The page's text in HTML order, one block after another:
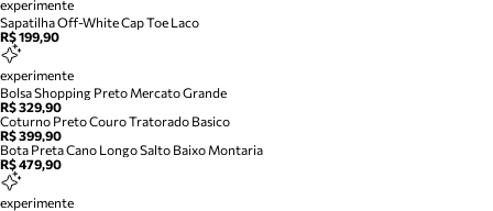
experimente
Sapatilha Off-White Cap Toe Laco
R$ 199,90
experimente
Bolsa Shopping Preto Mercato Grande
R$ 329,90
Coturno Preto Couro Tratorado Basico
R$ 399,90
Bota Preta Cano Longo Salto Baixo Montaria
R$ 479,90
experimente